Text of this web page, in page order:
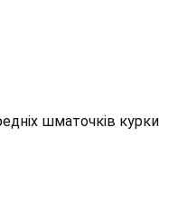
шматочків курки